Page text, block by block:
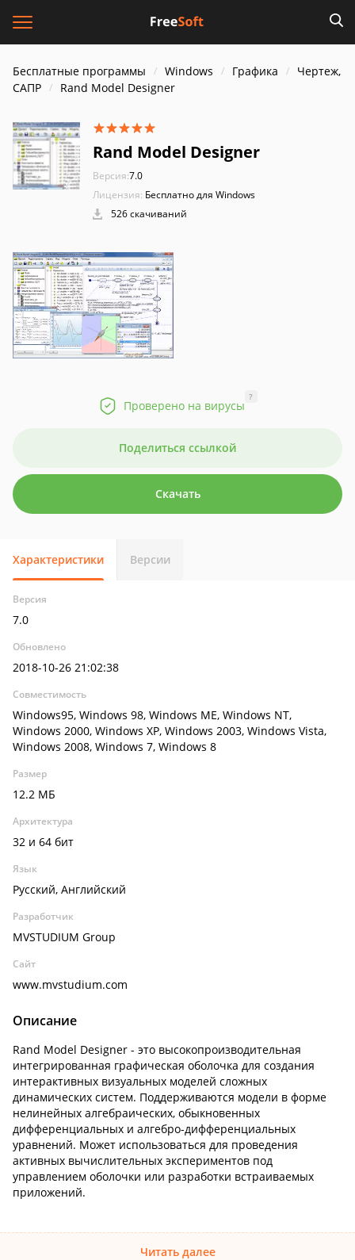
Бесплатные программы Windows Графика
Чертеж,
САПР
Rand Model Designer
Rand Model Designer
Версия:7.0
Лицензия: Бесплатно для Windows
526 скачиваний
Проверено на вирусы
?
Поделиться ссылкой
Скачать
Характеристики Версии
Версия
7.0
Обновлено
2018-10-26 21:02:38
Совместимость
Windows95, Windows 98, Windows ME, Windows NT,
Windows 2000, Windows XP, Windows 2003, Windows Vista,
Windows 2008, Windows 7, Windows 8
Размер
12.2 МБ
Архитектура
32 и 64 бит
Язык
Русский, Английский
Разработчик
MVSTUDIUM Group
Сайт
www.mvstudium.com
Описание
Rand Model Designer - это высокопроизводительная
интегрированная графическая оболочка для создания
интерактивных визуальных моделей сложных
динамических систем. Поддерживаются модели в форме
нелинейных алгебраических, обыкновенных
дифференциальных и алгебро-дифференциальных
уравнений. Может использоваться для проведения
активных вычислительных экспериментов под
управлением оболочки или разработки встраиваемых
приложений.
Читать далее